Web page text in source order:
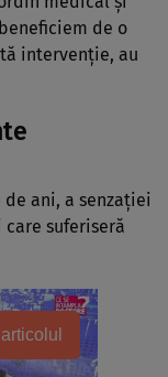
de o
intervenție, au
ani, a senzației
suferiseră